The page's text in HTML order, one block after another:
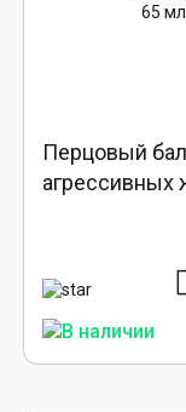
Перцовый
агрессивных